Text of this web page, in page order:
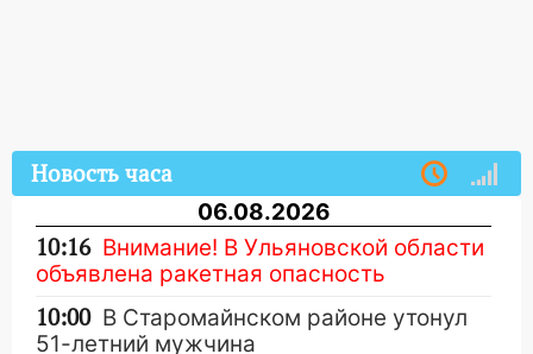
Новость часа
06.08.2026
10:16 Внимание! В Ульяновской области
объявлена ракетная опасность
10:00 В Старомайнском районе утонул
51-летний мужчина